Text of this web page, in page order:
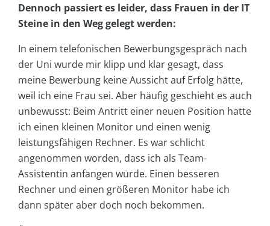
Dennoch passiert es leider, dass Frauen in der IT
Steine in den Weg gelegt werden:
In einem telefonischen Bewerbungsgespräch nach
der Uni wurde mir klipp und klar gesagt, dass
meine Bewerbung keine Aussicht auf Erfolg hätte,
weil ich eine Frau sei. Aber häufig geschieht es auch
unbewusst: Beim Antritt einer neuen Position hatte
ich einen kleinen Monitor und einen wenig
leistungsfähigen Rechner. Es war schlicht
angenommen worden, dass ich als Team-
Assistentin anfangen würde. Einen besseren
Rechner und einen größeren Monitor habe ich
dann später aber doch noch bekommen.